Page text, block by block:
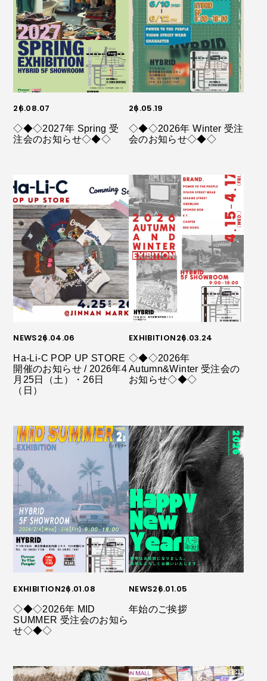
26.08.07
◇◆◇2027年 Spring 受
注会のお知らせ◇◆◇
26.05.19
◇◆◇2026年 Winter 受注
会のお知らせ◇◆◇
NEWS26.04.06
Ha-Li-C POP UP STORE
開催のお知らせ / 2026年4
月25日（土）・26日
（日）
EXHIBITION26.03.24
◇◆◇2026年
Autumn&Winter 受注会の
お知らせ◇◆◇
EXHIBITION26.01.08
◇◆◇2026年 MID
SUMMER 受注会のお知ら
せ◇◆◇
NEWS26.01.05
年始のご挨拶